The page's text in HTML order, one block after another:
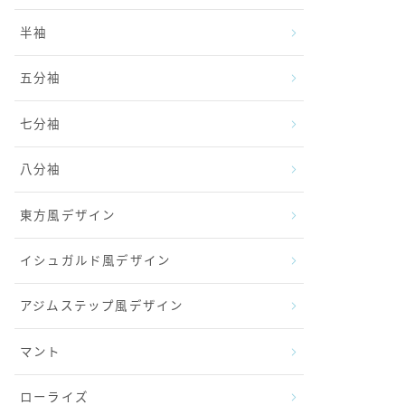
半袖
五分袖
七分袖
八分袖
東方風デザイン
イシュガルド風デザイン
アジムステップ風デザイン
マント
ローライズ